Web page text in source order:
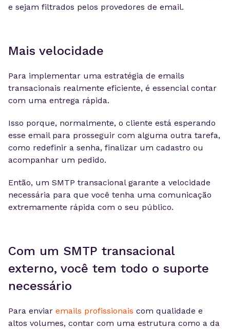
e sejam filtrados pelos provedores de email.
Mais velocidade
Para implementar uma estratégia de emails
transacionais realmente eficiente, é essencial contar
com uma entrega rápida.
Isso porque, normalmente, o cliente está esperando
esse email para prosseguir com alguma outra tarefa,
como redefinir a senha, finalizar um cadastro ou
acompanhar um pedido.
Então, um SMTP transacional garante a velocidade
necessária para que você tenha uma comunicação
extremamente rápida com o seu público.
Com um SMTP transacional
externo, você tem todo o suporte
necessário
Para enviar emails profissionais com qualidade e
altos volumes, contar com uma estrutura como a da